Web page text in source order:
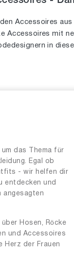
Accessoires
Accessoires mit
in
das Thema für
Egal ob
- wir helfen dir
entdecken und
angesagten
Hosen, Röcke
und Accessoires
Herz der Frauen